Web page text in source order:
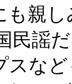
も親
民謡
スな